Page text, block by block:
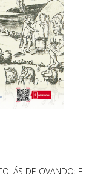
DE OVANDO: EL